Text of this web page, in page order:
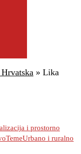
» Lika
i prostorno
TemeUrbano i ruralno